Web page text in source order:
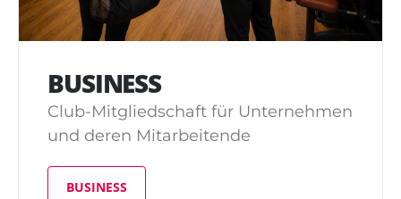
BUSINESS
Club-Mitgliedschaft für Unternehmen
und deren Mitarbeitende
BUSINESS